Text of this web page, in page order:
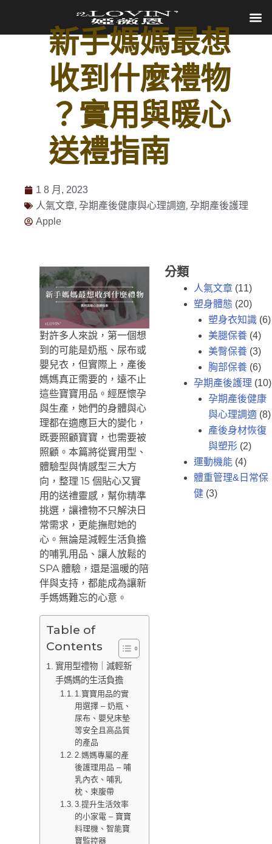
新手媽媽最想
收到什麼禮物
？實用與暖心
送禮指南
1 8 月, 2023
人氣文章, 孕期產後健康與心理調適, 孕期產後護理
Apple
對許多人來說，第一個想
到的可能是奶瓶、尿布或
嬰兒衣，但實際上，產後
媽媽真正需要的，遠不止
這些寶寶用品。經歷懷孕
與生產，她們的身體與心
理都在適應巨大的變化，
既要照顧寶寶，也需要被
照顧。本篇將從實用型、
體驗型與情感型三大方
向，整理 15 個貼心又實
用的送禮靈感，幫你精準
挑選，讓禮物不只解決日
常需求，更能撫慰她的
心。無論是減輕生活負擔
的哺乳用品、讓人放鬆的
SPA 體驗，還是溫暖的陪
伴與支持，都能成為讓新
手媽媽難忘的心意。
Table of
Contents
實用型禮物｜減輕新
手媽媽的生活負擔
1.寶寶用品的實
用選擇 – 奶瓶、
尿布、嬰兒床墊
等安全且高品質
的產品
2.媽媽專屬的產
後護理用品 – 哺
乳內衣、哺乳
枕、束腹帶
3.提升生活效率
的小家電 – 寶寶
料理機、智能寶
寶監控器
分類
人氣文章 (11)
塑身體態 (20)
塑身衣知識 (6)
美腿保養 (4)
美臀保養 (3)
胸部保養 (6)
孕期產後護理 (10)
孕期產後健康
與心理調適 (8)
產後身材恢復
與塑形 (2)
運動機能 (4)
體重管理&日常保
健 (3)